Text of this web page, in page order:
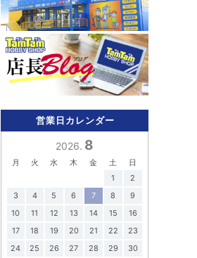
営業日カレンダー
2026. 8
月 火 水 木 金 土
日
1
2
3
4 5 6 7 8
9
10
11 12 13 14 15
16
17
18 19 20 21 22
23
24
25 26 27 28 29
30